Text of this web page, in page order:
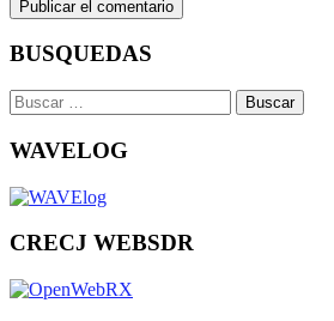
BUSQUEDAS
Buscar:
WAVELOG
CRECJ WEBSDR